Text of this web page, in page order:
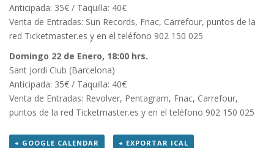
Anticipada: 35€ / Taquilla: 40€
Venta de Entradas: Sun Records, Fnac, Carrefour, puntos de la
red Ticketmaster.es y en el teléfono 902 150 025
Domingo 22 de Enero, 18:00 hrs.
Sant Jordi Club (Barcelona)
Anticipada: 35€ / Taquilla: 40€
Venta de Entradas: Revolver, Pentagram, Fnac, Carrefour,
puntos de la red Ticketmaster.es y en el teléfono 902 150 025
+ GOOGLE CALENDAR + EXPORTAR ICAL